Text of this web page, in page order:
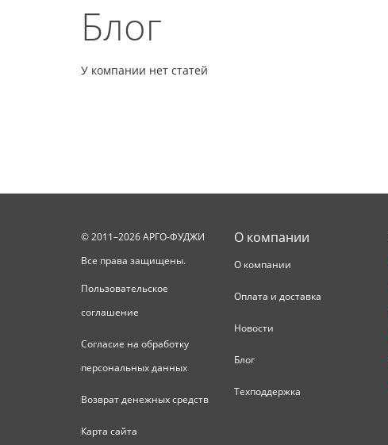
Блог
У компании нет статей
© 2011–2026 АРГО-ФУДЖИ
Все права защищены.
Пользовательское
соглашение
Согласие на обработку
персональных данных
Возврат денежных средств
Карта сайта
О компании
О компании
Оплата и доставка
Новости
Блог
Техподдержка